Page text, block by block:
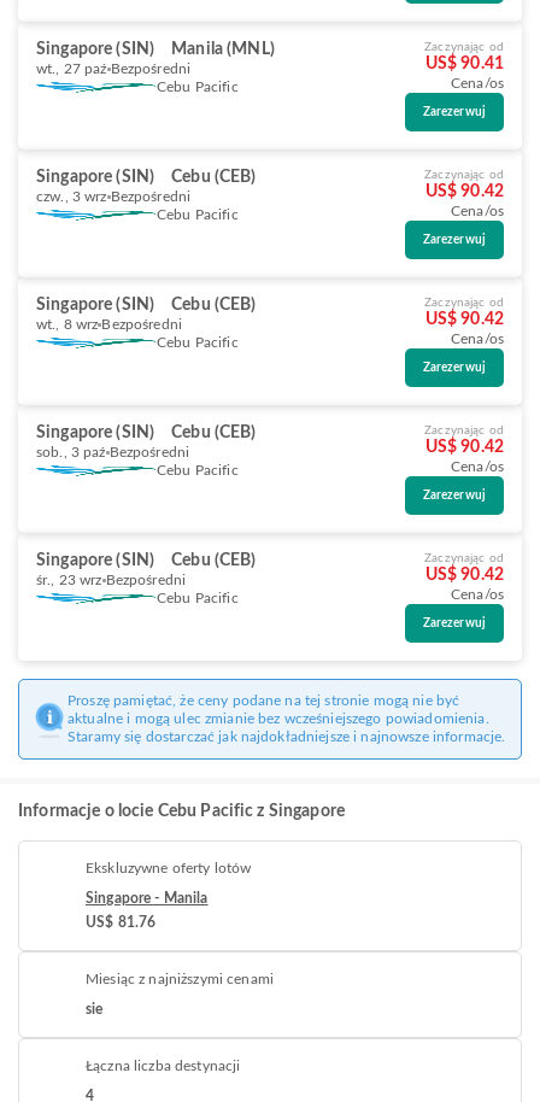
Singapore (SIN) Manila (MNL)
wt., 27 paź Bezpośredni
Cebu Pacific
Zaczynając od
US$ 90.41
Cena/os
Zarezerwuj
Singapore (SIN) Cebu (CEB)
czw., 3 wrz Bezpośredni
Cebu Pacific
Zaczynając od
US$ 90.42
Cena/os
Zarezerwuj
Singapore (SIN) Cebu (CEB)
wt., 8 wrz Bezpośredni
Cebu Pacific
Zaczynając od
US$ 90.42
Cena/os
Zarezerwuj
Singapore (SIN) Cebu (CEB)
sob., 3 paź Bezpośredni
Cebu Pacific
Zaczynając od
US$ 90.42
Cena/os
Zarezerwuj
Singapore (SIN) Cebu (CEB)
śr., 23 wrz Bezpośredni
Cebu Pacific
Zaczynając od
US$ 90.42
Cena/os
Zarezerwuj
Proszę pamiętać, że ceny podane na tej stronie mogą nie być
aktualne i mogą ulec zmianie bez wcześniejszego powiadomienia.
Staramy się dostarczać jak najdokładniejsze i najnowsze informacje.
Informacje o locie Cebu Pacific z Singapore
Ekskluzywne oferty lotów
Singapore - Manila
US$ 81.76
Miesiąc z najniższymi cenami
sie
Łączna liczba destynacji
4